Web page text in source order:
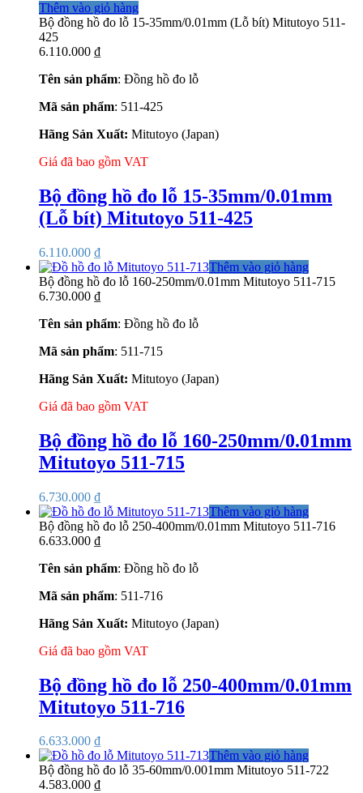
Thêm vào giỏ hàng
Bộ đồng hồ đo lỗ 15-35mm/0.01mm (Lỗ bít) Mitutoyo 511-
425
6.110.000 ₫
Tên sản phẩm: Đồng hồ đo lỗ
Mã sản phẩm: 511-425
Hãng Sản Xuất: Mitutoyo (Japan)
Giá đã bao gồm VAT
Bộ đồng hồ đo lỗ 15-35mm/0.01mm
(Lỗ bít) Mitutoyo 511-425
6.110.000 ₫
Thêm vào giỏ hàng
Bộ đồng hồ đo lỗ 160-250mm/0.01mm Mitutoyo 511-715
6.730.000 ₫
Tên sản phẩm: Đồng hồ đo lỗ
Mã sản phẩm: 511-715
Hãng Sản Xuất: Mitutoyo (Japan)
Giá đã bao gồm VAT
Bộ đồng hồ đo lỗ 160-250mm/0.01mm
Mitutoyo 511-715
6.730.000 ₫
Thêm vào giỏ hàng
Bộ đồng hồ đo lỗ 250-400mm/0.01mm Mitutoyo 511-716
6.633.000 ₫
Tên sản phẩm: Đồng hồ đo lỗ
Mã sản phẩm: 511-716
Hãng Sản Xuất: Mitutoyo (Japan)
Giá đã bao gồm VAT
Bộ đồng hồ đo lỗ 250-400mm/0.01mm
Mitutoyo 511-716
6.633.000 ₫
Thêm vào giỏ hàng
Bộ đồng hồ đo lỗ 35-60mm/0.001mm Mitutoyo 511-722
4.583.000 ₫